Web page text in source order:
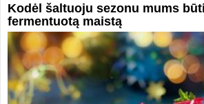
Kodėl šaltuoju sezonu mums
fermentuotą maistą